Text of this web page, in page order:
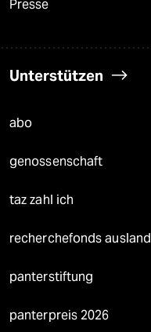
Presse
Unterstützen
abo
genossenschaft
taz zahl ich
recherchefonds ausland
panterstiftung
panterpreis 2026